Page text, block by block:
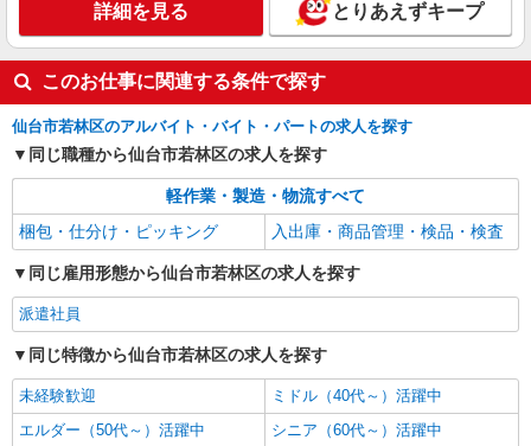
詳細を見る とりあえずキープ
このお仕事に関連する条件で探す
仙台市若林区のアルバイト・バイト・パートの求人を探す
同じ職種から仙台市若林区の求人を探す
軽作業・製造・物流すべて
梱包・仕分け・ピッキング
入出庫・商品管理・検品・検査
同じ雇用形態から仙台市若林区の求人を探す
派遣社員
同じ特徴から仙台市若林区の求人を探す
未経験歓迎
ミドル（40代～）活躍中
エルダー（50代～）活躍中
シニア（60代～）活躍中